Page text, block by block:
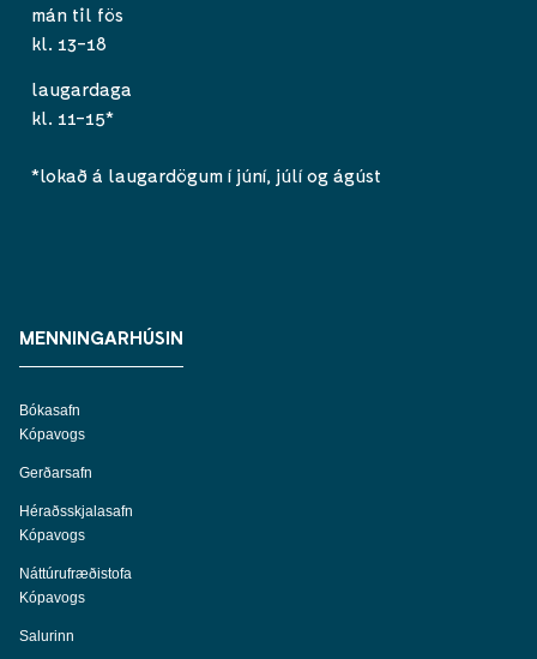
mán til fös
kl. 13-18
laugardaga
kl. 11-15*
*lokað á laugardögum í júní, júlí og ágúst
MENNINGARHÚSIN
Bókasafn
Kópavogs
Gerðarsafn
Héraðsskjalasafn
Kópavogs
Náttúrufræðistofa
Kópavogs
Salurinn